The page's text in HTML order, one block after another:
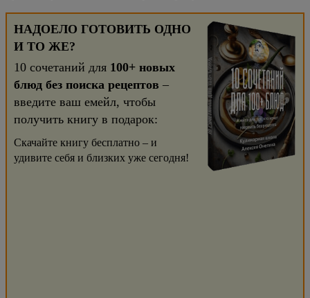
НАДОЕЛО ГОТОВИТЬ ОДНО
И ТО ЖЕ?
10 сочетаний для 100+ новых
блюд без поиска рецептов –
введите ваш емейл, чтобы
получить книгу в подарок:
Скачайте книгу бесплатно – и
удивите себя и близких уже сегодня!